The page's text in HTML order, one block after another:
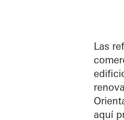
registradoLas
aquí